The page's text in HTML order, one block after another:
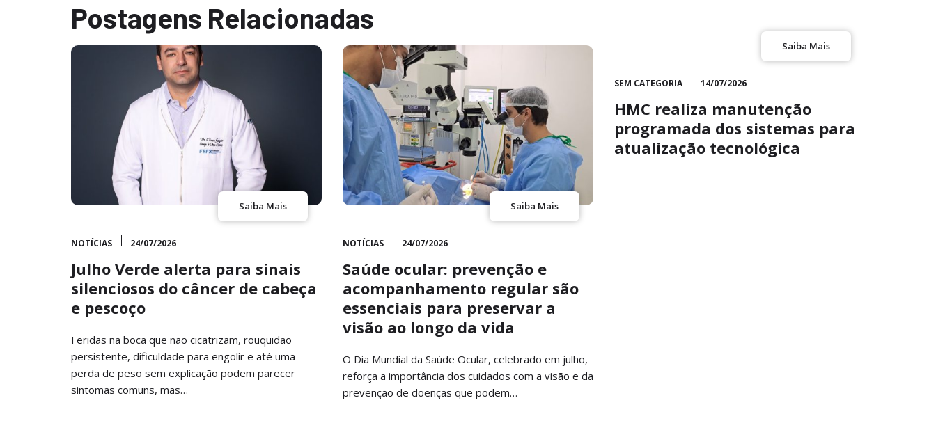
Postagens Relacionadas
Saiba Mais
NOTÍCIAS 24/07/2026
Julho Verde alerta para sinais
silenciosos do câncer de cabeça
e pescoço
Feridas na boca que não cicatrizam, rouquidão
persistente, dificuldade para engolir e até uma
perda de peso sem explicação podem parecer
sintomas comuns, mas…
Saiba Mais
NOTÍCIAS 24/07/2026
Saúde ocular: prevenção e
acompanhamento regular são
essenciais para preservar a
visão ao longo da vida
O Dia Mundial da Saúde Ocular, celebrado em julho,
reforça a importância dos cuidados com a visão e da
prevenção de doenças que podem…
Saiba Mais
SEM CATEGORIA 14/07/2026
HMC realiza manutenção
programada dos sistemas para
atualização tecnológica